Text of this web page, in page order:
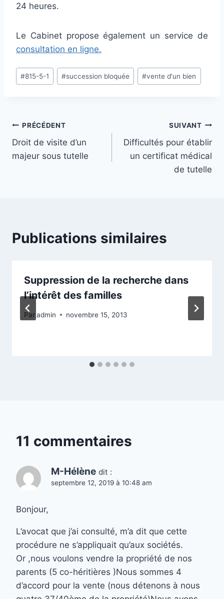
24 heures.
Le Cabinet propose également un service de
consultation en ligne.
Étiquettes
de
#815-5-1 #succession bloquée #vente d'un bien
Navigation
de
PRÉCÉDENT
Droit de visite d’un
majeur sous tutelle
SUIVANT
Difficultés pour établir
un certificat médical
de tutelle
Publications similaires
Suppression de la recherche dans
l’intérêt des familles
Paradmin novembre 15, 2013
11 commentaires
M-Hélène dit :
septembre 12, 2019 à 10:48 am
Bonjour,
L’avocat que j’ai consulté, m’a dit que cette
procédure ne s’appliquait qu’aux sociétés.
Or ,nous voulons vendre la propriété de nos
parents (5 co-héritières )Nous sommes 4
d’accord pour la vente (nous détenons à nous